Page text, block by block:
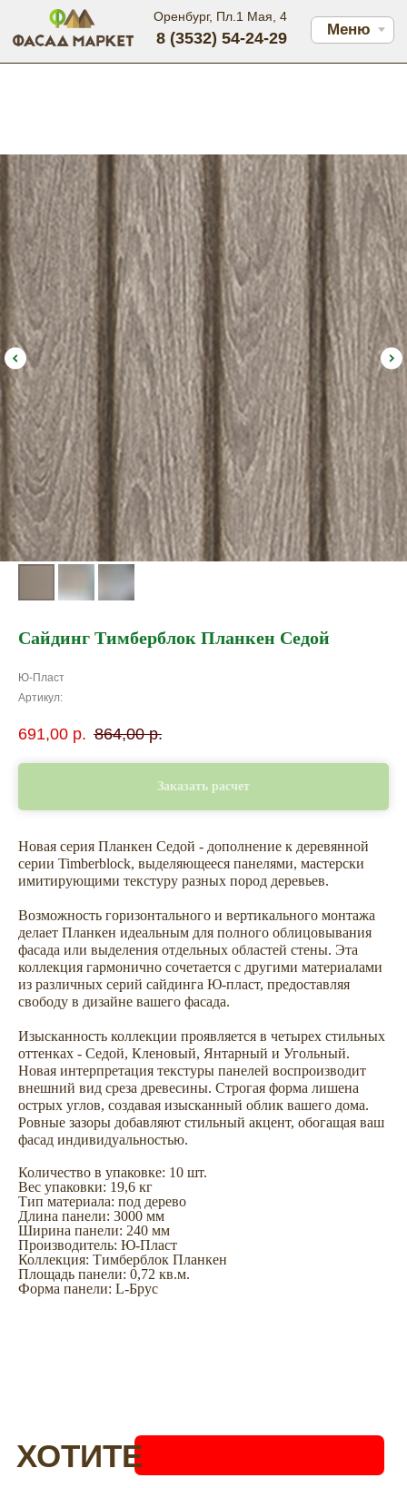
Меню
Оренбург, Пл.1 Мая, 4
8 (3532) 54-24-29
Сайдинг Тимберблок Планкен Седой
Ю-Пласт
Артикул:
691,00 р. 864,00 р.
Заказать расчет
Новая серия Планкен Седой - дополнение к деревянной
серии Timberblock, выделяющееся панелями, мастерски
имитирующими текстуру разных пород деревьев.
Возможность горизонтального и вертикального монтажа
делает Планкен идеальным для полного облицовывания
фасада или выделения отдельных областей стены. Эта
коллекция гармонично сочетается с другими материалами
из различных серий сайдинга Ю-пласт, предоставляя
свободу в дизайне вашего фасада.
Изысканность коллекции проявляется в четырех стильных
оттенках - Седой, Кленовый, Янтарный и Угольный.
Новая интерпретация текстуры панелей воспроизводит
внешний вид среза древесины. Строгая форма лишена
острых углов, создавая изысканный облик вашего дома.
Ровные зазоры добавляют стильный акцент, обогащая ваш
фасад индивидуальностью.
Количество в упаковке: 10 шт.
Вес упаковки: 19,6 кг
Тип материала: под дерево
Длина панели: 3000 мм
Ширина панели: 240 мм
Производитель: Ю-Пласт
Коллекция: Тимберблок Планкен
Площадь панели: 0,72 кв.м.
Форма панели: L-Брус
ХОТИТЕ
ПРИЦЕНИТЬСЯ?
Узнайте примерную
стоимость фасада
прямо сейчас